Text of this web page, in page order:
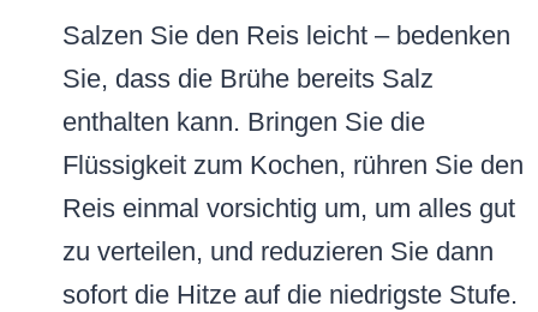
Salzen Sie den Reis leicht – bedenken
Sie, dass die Brühe bereits Salz
enthalten kann. Bringen Sie die
Flüssigkeit zum Kochen, rühren Sie den
Reis einmal vorsichtig um, um alles gut
zu verteilen, und reduzieren Sie dann
sofort die Hitze auf die niedrigste Stufe.